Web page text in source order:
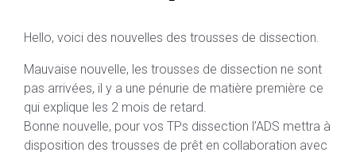
Hello, voici des nouvelles des trousses de dissection.
Mauvaise nouvelle, les trousses de dissection ne sont
pas arrivées, il y a une pénurie de matière première ce
qui explique les 2 mois de retard.
Bonne nouvelle, pour vos TPs dissection l’ADS mettra à
disposition des trousses de prêt en collaboration avec